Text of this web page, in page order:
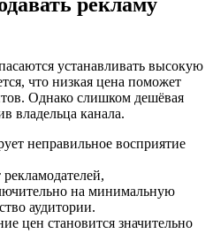
рекламу
устанавливать высокую
что низкая цена поможет
Однако слишком дешёвая
владельца канала.
неправильное восприятие
на минимальную
аудитории.
цен становится значительно